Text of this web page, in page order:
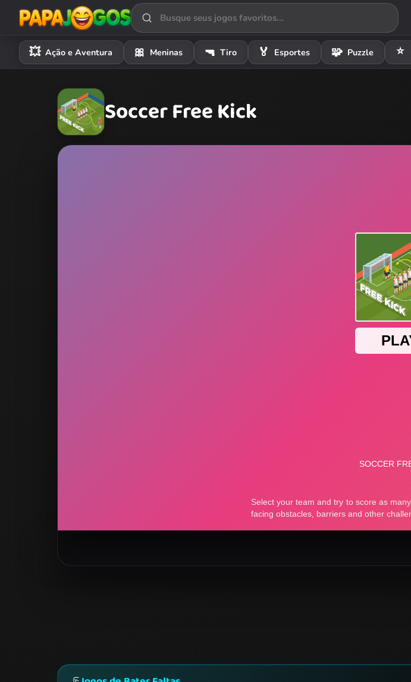
💥 Ação e Aventura 🎀 Meninas 🔫 Tiro 🏅 Esportes 🧩 Puzzle ⭐
Soccer Free Kick